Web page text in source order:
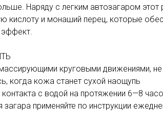
Наряду с легким автозагаром
кислоту и монаший перец, которые
эффект.
круговыми движениями,
когда кожа станет сухой наощупь
контакта с водой на протяжении 6—8
загара применяйте по инструкции